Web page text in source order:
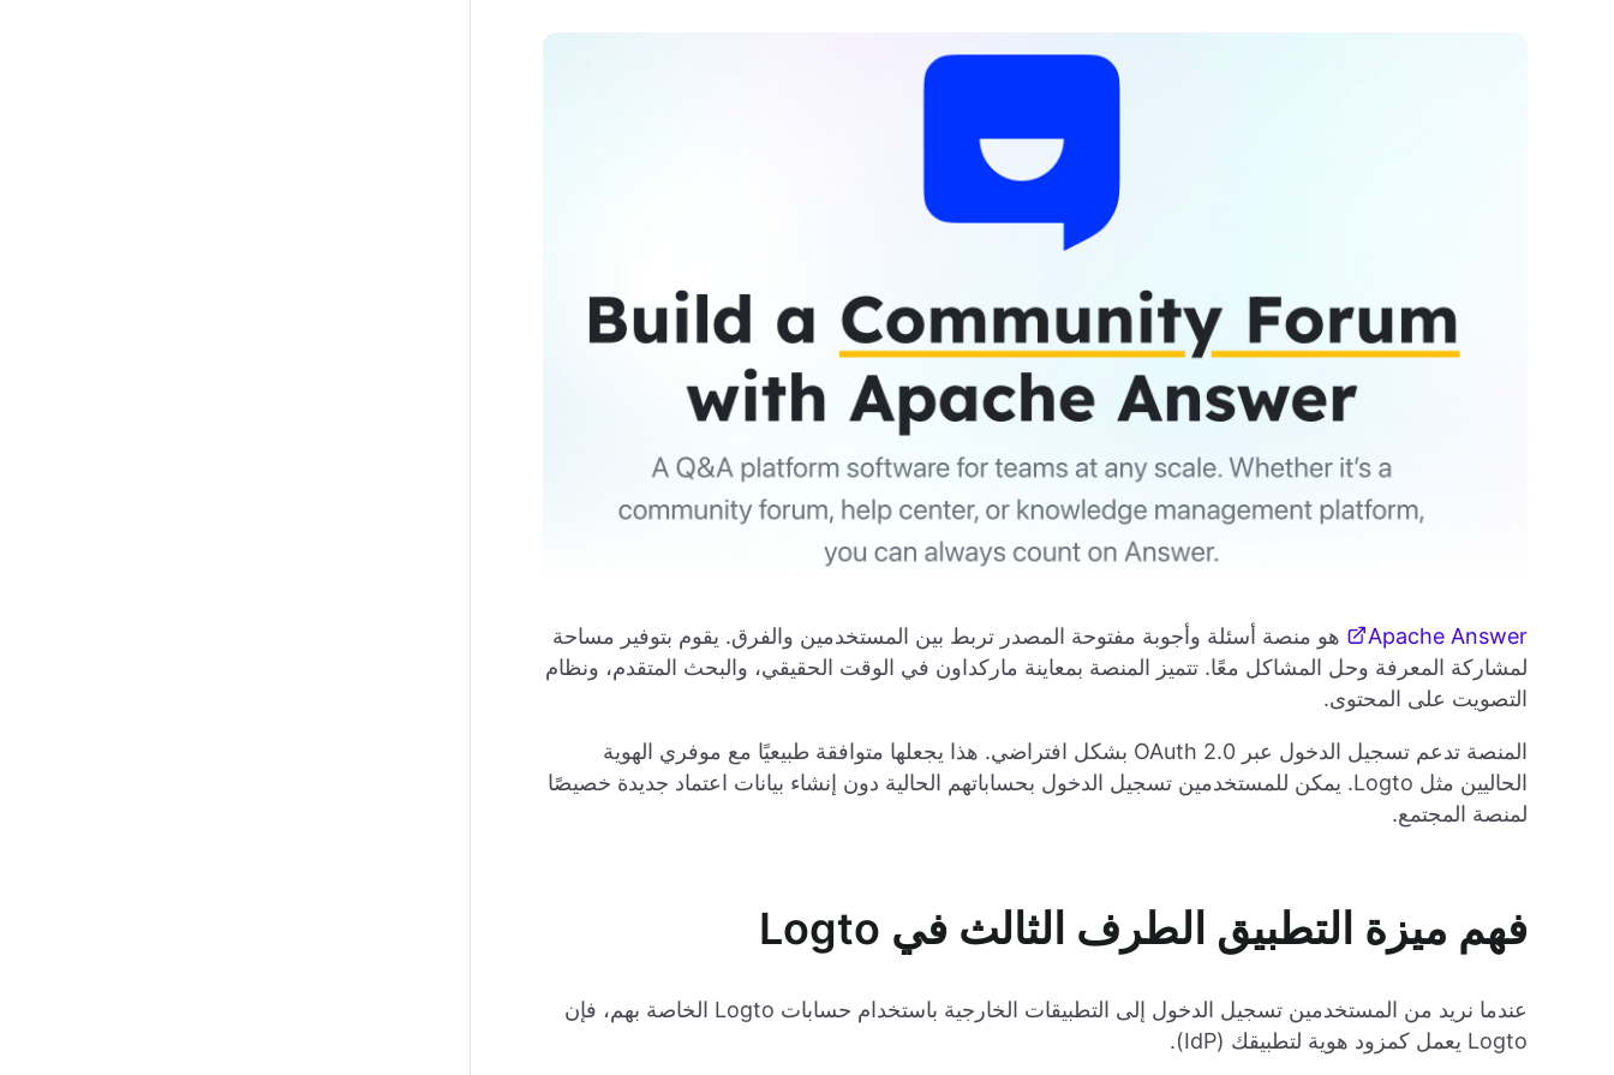
Apache Answer
هو منصة أسئلة وأجوبة مفتوحة المصدر تربط بين المستخدمين والفرق. يقوم بتوفير مساحة
لمشاركة المعرفة وحل المشاكل معًا. تتميز المنصة بمعاينة ماركداون في الوقت الحقيقي، والبحث المتقدم، ونظام
التصويت على المحتوى.
المنصة تدعم تسجيل الدخول عبر OAuth 2.0 بشكل افتراضي. هذا يجعلها متوافقة طبيعيًا مع موفري الهوية
الحاليين مثل Logto. يمكن للمستخدمين تسجيل الدخول بحساباتهم الحالية دون إنشاء بيانات اعتماد جديدة خصيصًا
لمنصة المجتمع.
فهم ميزة التطبيق الطرف الثالث في Logto
عندما نريد من المستخدمين تسجيل الدخول إلى التطبيقات الخارجية باستخدام حسابات Logto الخاصة بهم، فإن
Logto يعمل كمزود هوية لتطبيقك (IdP).